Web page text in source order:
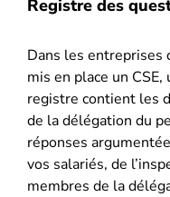
Registre des
Dans les entreprises
mis en place un
registre contient les
de la délégation du
réponses
vos salariés, de
membres de la